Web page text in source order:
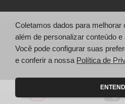
© DD Car Motors - http://
Desenvolvido por
Coletamos dados para melhorar
além de personalizar conteúdo e
Você pode configurar suas
e conferir a nossa Política de
ENTENDI